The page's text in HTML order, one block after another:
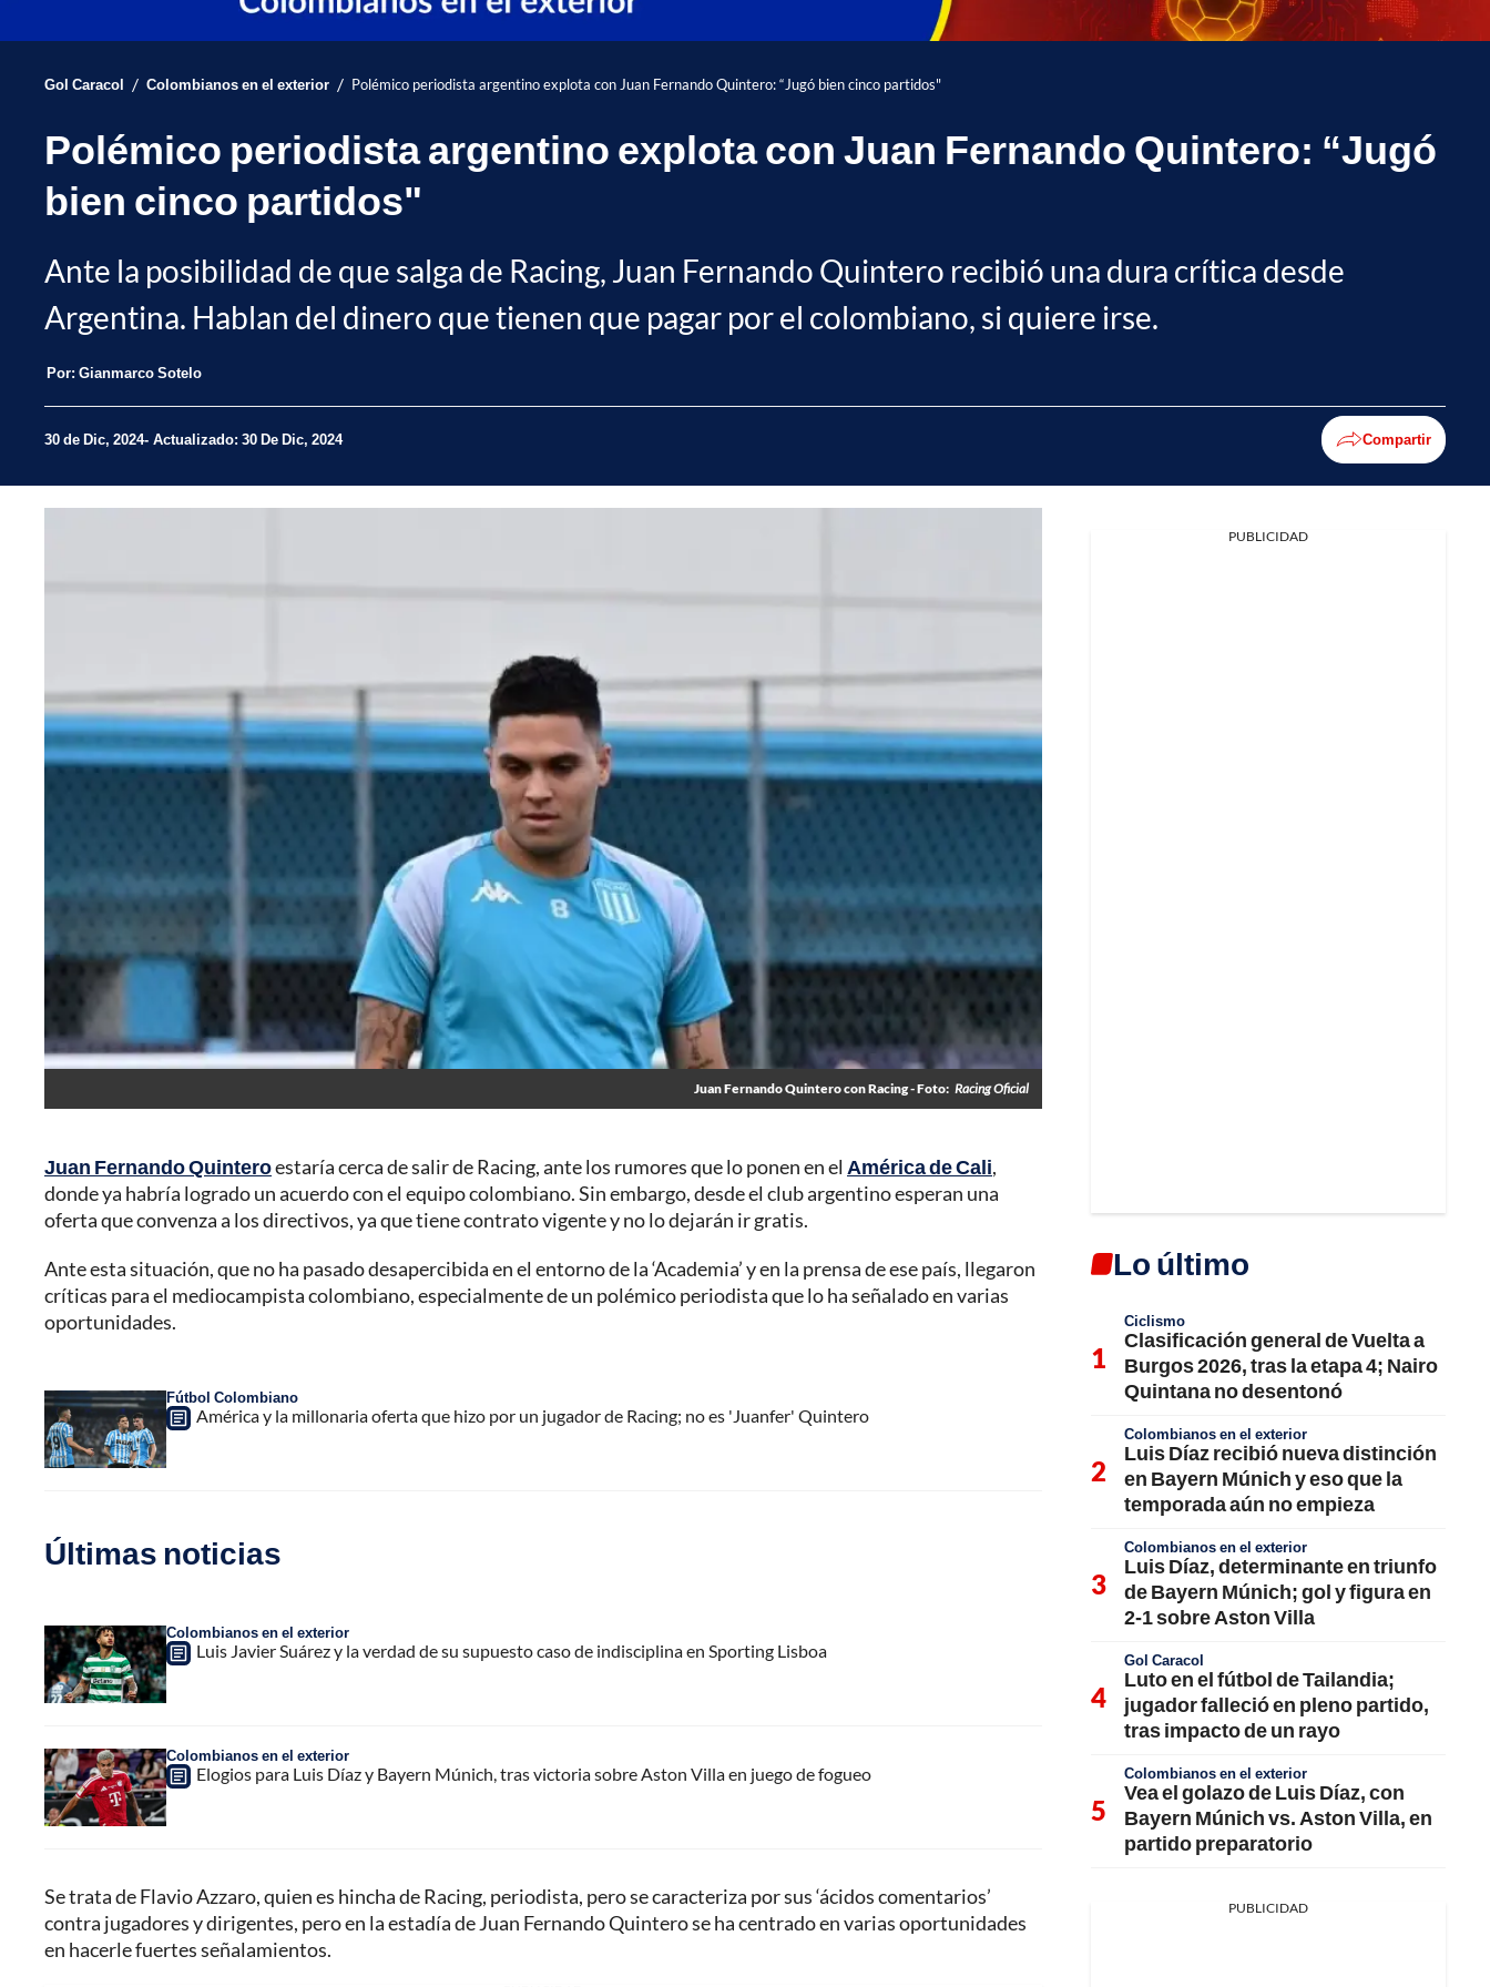
Gol Caracol / Colombianos en el exterior / Polémico periodista argentino explota con Juan Fernando Quintero: “Jugó bien cinco partidos"
Polémico periodista argentino explota con Juan Fernando Quintero: “Jugó
bien cinco partidos"
Ante la posibilidad de que salga de Racing, Juan Fernando Quintero recibió una dura crítica desde
Argentina. Hablan del dinero que tienen que pagar por el colombiano, si quiere irse.
Por: Gianmarco Sotelo
30 de Dic, 2024 Actualizado: 30 De Dic, 2024 Compartir
Juan Fernando Quintero con Racing - Foto: Racing Oficial
Juan Fernando Quinteroestaría cerca de salir de Racing, ante los rumores que lo ponen en el América de Cali,
donde ya habría logrado un acuerdo con el equipo colombiano. Sin embargo, desde el club argentino esperan una
oferta que convenza a los directivos, ya que tiene contrato vigente y no lo dejarán ir gratis.
Ante esta situación, que no ha pasado desapercibida en el entorno de la ‘Academia’ y en la prensa de ese país, llegaron
críticas para el mediocampista colombiano, especialmente de un polémico periodista que lo ha señalado en varias
oportunidades.
Fútbol Colombiano
América y la millonaria oferta que hizo por un jugador de Racing; no es 'Juanfer' Quintero
Últimas noticias
Colombianos en el exterior
Luis Javier Suárez y la verdad de su supuesto caso de indisciplina en Sporting Lisboa
Colombianos en el exterior
Elogios para Luis Díaz y Bayern Múnich, tras victoria sobre Aston Villa en juego de fogueo
Se trata de Flavio Azzaro, quien es hincha de Racing, periodista, pero se caracteriza por sus ‘ácidos comentarios’
contra jugadores y dirigentes, pero en la estadía de Juan Fernando Quintero se ha centrado en varias oportunidades
en hacerle fuertes señalamientos.
PUBLICIDAD
Lo último
Ciclismo
Clasificación general de Vuelta a
Burgos 2026, tras la etapa 4; Nairo
Quintana no desentonó
Colombianos en el exterior
Luis Díaz recibió nueva distinción
en Bayern Múnich y eso que la
temporada aún no empieza
Colombianos en el exterior
Luis Díaz, determinante en triunfo
de Bayern Múnich; gol y figura en
2-1 sobre Aston Villa
Gol Caracol
Luto en el fútbol de Tailandia;
jugador falleció en pleno partido,
tras impacto de un rayo
Colombianos en el exterior
Vea el golazo de Luis Díaz, con
Bayern Múnich vs. Aston Villa, en
partido preparatorio
PUBLICIDAD